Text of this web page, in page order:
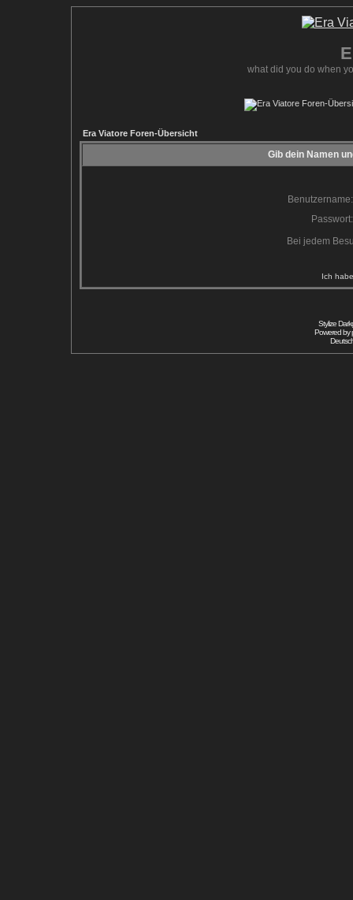
what did you do when
Era Viatore Foren-Übersicht
Gib dein Namen
Benutzername:
Passwort:
Bei jedem
Ich
Stylize
Powered by